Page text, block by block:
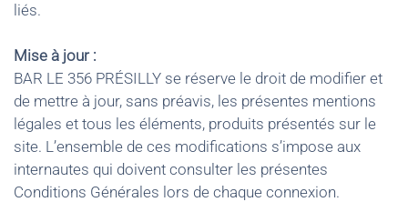
liés.
Mise à jour :
BAR LE 356 PRÉSILLY se réserve le droit de modifier et
de mettre à jour, sans préavis, les présentes mentions
légales et tous les éléments, produits présentés sur le
site. L’ensemble de ces modifications s’impose aux
internautes qui doivent consulter les présentes
Conditions Générales lors de chaque connexion.